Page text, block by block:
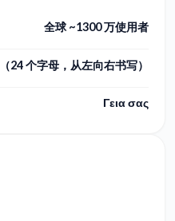
全球 ~1300 万使用者
24 个字母，从左向右书写）
Γεια σας